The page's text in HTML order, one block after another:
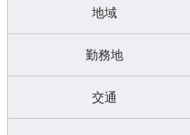
地域
勤務地
交通